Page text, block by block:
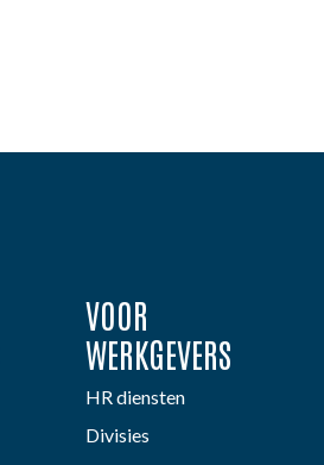
VOOR
WERKGEVERS
HR diensten
Divisies